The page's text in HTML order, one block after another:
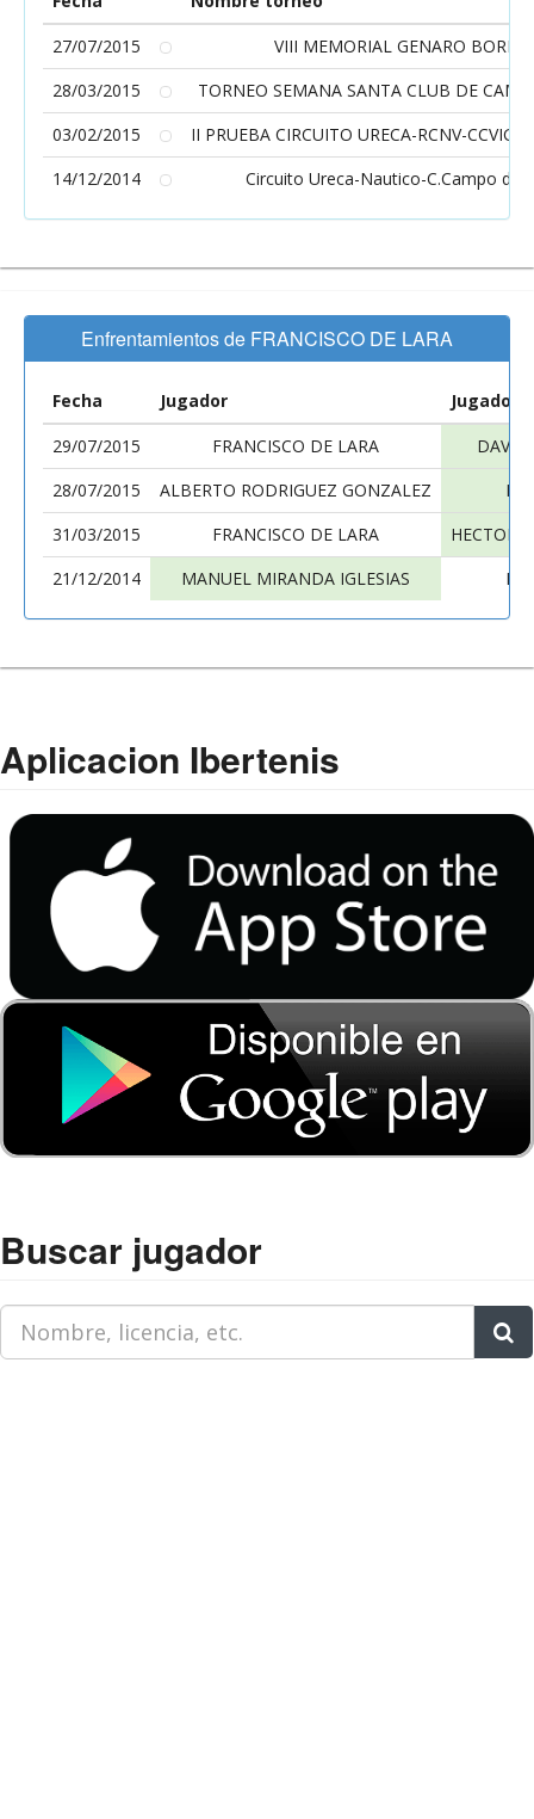
27/07/2015
VIII MEMORIAL GENARO
28/03/2015
TORNEO SEMANA SANTA CLUB DE
03/02/2015
II PRUEBA CIRCUITO URECA-RCNV-
14/12/2014
Circuito Ureca-Nautico-C.Campo de
Enfrentamientos de FRANCISCO DE LARA
Fecha Jugador
Jugador
29/07/2015
FRANCISCO DE LARA
DAVID
28/07/2015
ALBERTO RODRIGUEZ GONZALEZ
31/03/2015
FRANCISCO DE LARA
HECTOR
21/12/2014
MANUEL MIRANDA IGLESIAS
Aplicacion Ibertenis
Buscar jugador